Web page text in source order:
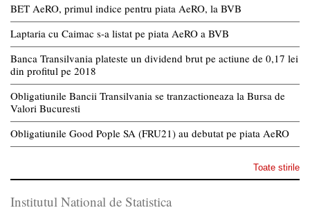
BET AeRO, primul indice pentru piata AeRO, la BVB
Laptaria cu Caimac s-a listat pe piata AeRO a BVB
Banca Transilvania plateste un dividend brut pe actiune de 0,17 lei
din profitul pe 2018
Obligatiunile Bancii Transilvania se tranzactioneaza la Bursa de
Valori Bucuresti
Obligatiunile Good Pople SA (FRU21) au debutat pe piata AeRO
Toate stirile
Institutul National de Statistica